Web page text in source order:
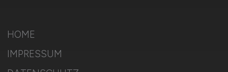
HOME
IMPRESSUM